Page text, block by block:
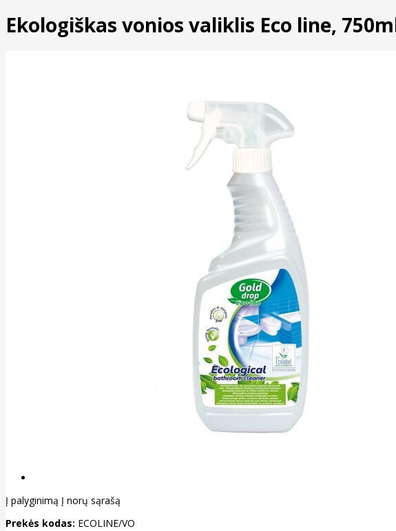
Ekologiškas vonios valiklis Eco line,
Į palyginimą Į norų sąrašą
Prekės kodas: ECOLINE/VO